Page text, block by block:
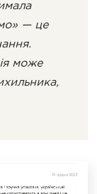
— це
може